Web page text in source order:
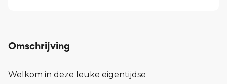
Omschrijving
Welkom in deze leuke eigentijdse